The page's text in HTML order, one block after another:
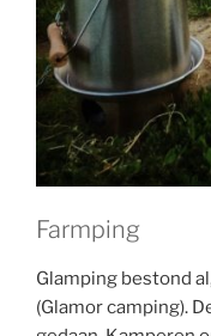
Farmping
Glamping bestond
(Glamor camping).